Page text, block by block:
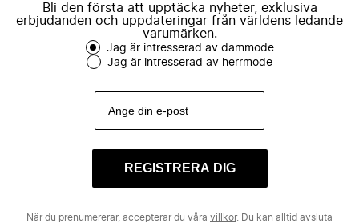
Bli den första att upptäcka nyheter, exklusiva
erbjudanden och uppdateringar från världens ledande
varumärken.
Jag är intresserad av dammode
Jag är intresserad av herrmode
REGISTRERA DIG
När du prenumererar, accepterar du våra villkor. Du kan alltid avsluta